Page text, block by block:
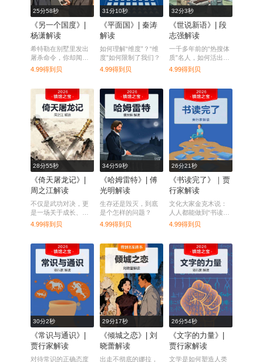
25分58秒
《另一个国度》|
杨潇解读
希特勒在别墅里发出
屠杀命令，你却闻不
到血腥味
4.99得到贝
31分10秒
《平面国》| 秦涛
解读
如何理解“维度”？“维
度”如何限制了我们？
4.99得到贝
32分3秒
《世说新语》| 段
志强解读
一千多年前的“热搜体
质”名人，如何活出最
酷的人生？
4.99得到贝
28分55秒
《倚天屠龙记》|
周之江解读
不仅是武功对决，更
是一场关于成长、爱
情和家国的史诗
4.99得到贝
34分59秒
《哈姆雷特》| 傅
光明解读
生存还是毁灭，到底
是个怎样的问题？
4.99得到贝
26分21秒
《书读完了》｜贾
行家解读
文化大家金克木说：
人人都能做到“书读完
了”。
4.99得到贝
30分2秒
《常识与通识》|
贾行家解读
对待常识的正确态度
29分17秒
《倾城之恋》| 刘
晓蕾解读
出走不彻底的娜拉，
26分54秒
《文字的力量》|
贾行家解读
文学是如何塑造人类